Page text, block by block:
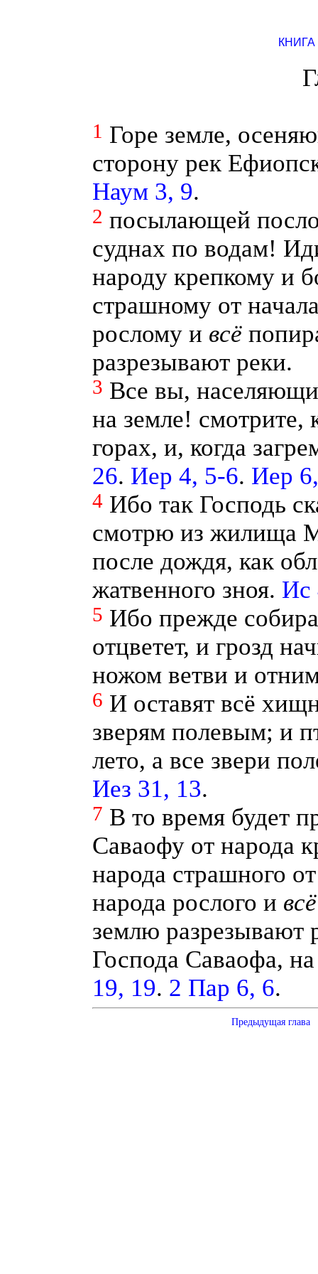
1 Горе земле,
сторону рек
Наум 3, 9.
2 посылающей
суднах по водам!
народу крепкому и
страшному от
рослому и всё
разрезывают реки.
3 Все вы,
на земле! смотрите,
горах, и, когда
26. Иер 4, 5-6. Иер
4 Ибо так Господь
смотрю из жилища
после дождя, как
жатвенного зноя. Ис
5 Ибо прежде
отцветет, и грозд
ножом ветви и
6 И оставят всё
зверям полевым; и
лето, а все звери
Иез 31, 13.
7 В то время будет
Саваофу от народа
народа страшного
народа рослого и всё
землю разрезывают
Господа Саваофа,
19, 19. 2 Пар 6, 6.
Предыдущая глава